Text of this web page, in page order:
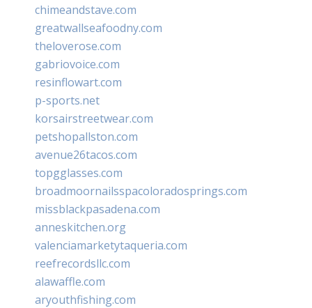
chimeandstave.com
greatwallseafoodny.com
theloverose.com
gabriovoice.com
resinflowart.com
p-sports.net
korsairstreetwear.com
petshopallston.com
avenue26tacos.com
topgglasses.com
broadmoornailsspacoloradosprings.com
missblackpasadena.com
anneskitchen.org
valenciamarketytaqueria.com
reefrecordsllc.com
alawaffle.com
aryouthfishing.com